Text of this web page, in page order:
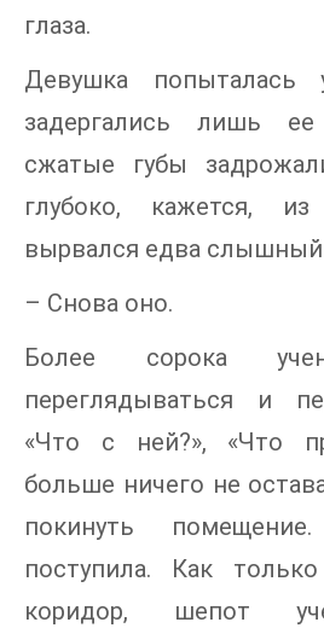
глаза.
Девушка попыталась
задергались лишь
сжатые губы
глубоко, кажется,
вырвался едва слышный
– Снова оно.
Более сорока
переглядываться и
«Что с ней?», «Что
больше ничего не
покинуть
поступила. Как
коридор, шепот